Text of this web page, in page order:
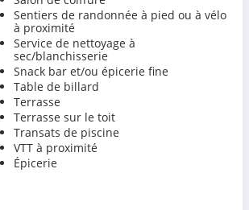
Sentiers de randonnée à pied ou à vélo
à proximité
Service de nettoyage à
sec/blanchisserie
Snack bar et/ou épicerie fine
Table de billard
Terrasse
Terrasse sur le toit
Transats de piscine
VTT à proximité
Épicerie